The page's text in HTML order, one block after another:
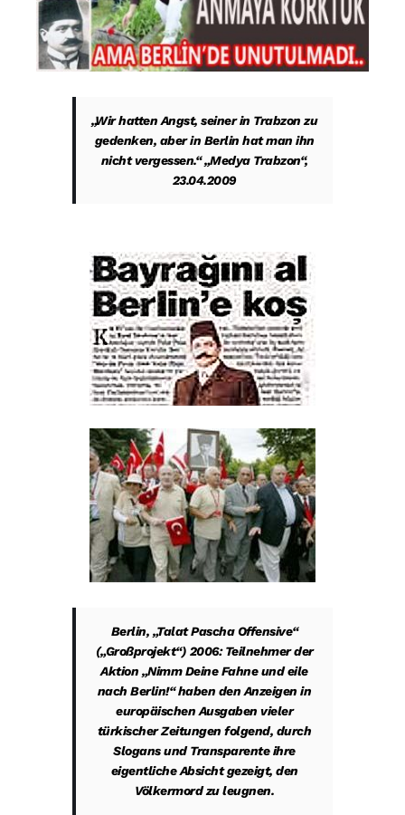
„Wir hatten Angst, seiner in Trabzon zu
gedenken, aber in Berlin hat man ihn
nicht vergessen.“ „Medya Trabzon“,
23.04.2009
Berlin, „Talat Pascha Offensive“
(„Großprojekt“) 2006: Teilnehmer der
Aktion „Nimm Deine Fahne und eile
nach Berlin!“ haben den Anzeigen in
europäischen Ausgaben vieler
türkischer Zeitungen folgend, durch
Slogans und Transparente ihre
eigentliche Absicht gezeigt, den
Völkermord zu leugnen.